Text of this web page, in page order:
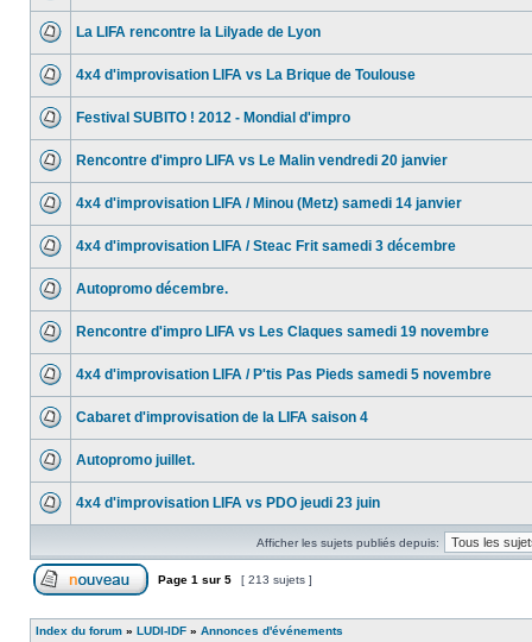
La LIFA rencontre la Lilyade de Lyon
4x4 d'improvisation LIFA vs La Brique de Toulouse
Festival SUBITO ! 2012 - Mondial d'impro
Rencontre d'impro LIFA vs Le Malin vendredi 20 janvier
4x4 d'improvisation LIFA / Minou (Metz) samedi 14 janvier
4x4 d'improvisation LIFA / Steac Frit samedi 3 décembre
Autopromo décembre.
Rencontre d'impro LIFA vs Les Claques samedi 19 novembre
4x4 d'improvisation LIFA / P'tis Pas Pieds samedi 5 novembre
Cabaret d'improvisation de la LIFA saison 4
Autopromo juillet.
4x4 d'improvisation LIFA vs PDO jeudi 23 juin
Afficher les sujets publiés depuis:
Page 1 sur 5 [ 213 sujets ]
Index du forum » LUDI-IDF » Annonces d'événements